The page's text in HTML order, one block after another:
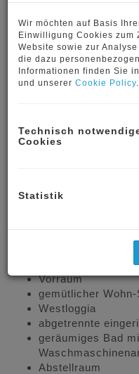
Beschreibung
Diese Wohnung mit
Gartenanlage mit
Hausbewohnern zur
Vorraum
gemütlicher
Westloggia
abgetrennte
geräumiges Bad
Abstellraum
Wir möchten auf Basis
Einwilligung Cookies zum
Website sowie zur
die dazu
Informationen finden Sie
und unserer Cookie Policy.
Technisch
Cookies
Statistik